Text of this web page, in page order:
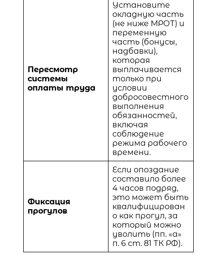
Пересмотр
системы
оплаты труда
Установите
окладную часть
(не ниже МРОТ) и
переменную
часть (бонусы,
надбавки),
которая
выплачивается
только при
условии
добросовестного
выполнения
обязанностей,
включая
соблюдение
режима рабочего
времени.
Фиксация
прогулов
Если опоздание
составило более
4 часов подряд,
это может быть
квалифицирован
о как прогул, за
который можно
уволить (пп. «а»
п. 6 ст. 81 ТК РФ).